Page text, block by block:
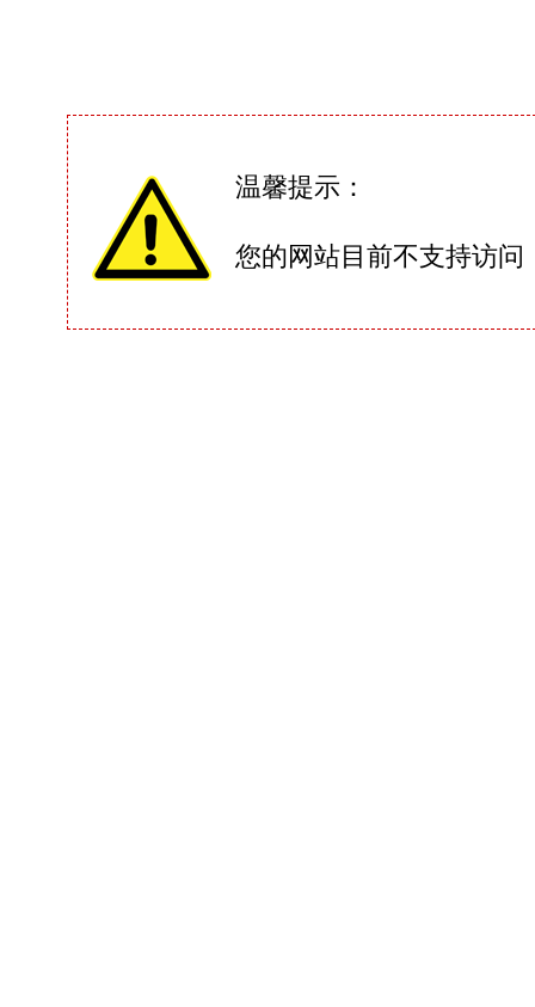
温馨提示：
您的网站目前不支持访